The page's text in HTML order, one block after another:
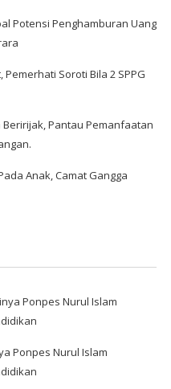
Potensi Penghamburan Uang
Soroti Bila 2 SPPG
Beririjak, Pantau Pemanfaatan
Anak, Camat Gangga
Ponpes Nurul Islam
Ponpes Nurul Islam